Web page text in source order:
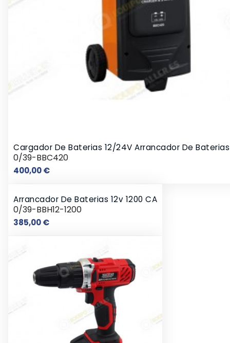
Cargador De Baterias 12/24V Arrancador De
0/39-BBC420
400,00 €Precio
Arrancador De Baterias 12v 1200 CA
0/39-BBH12-1200
385,00 €Precio